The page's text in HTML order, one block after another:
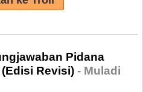
Pidana
Revisi) - Muladi